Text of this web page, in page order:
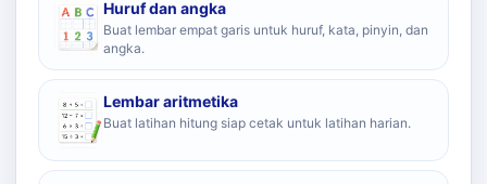
Huruf dan angka
Buat lembar empat garis untuk huruf, kata, pinyin, dan
angka.
Lembar aritmetika
Buat latihan hitung siap cetak untuk latihan harian.